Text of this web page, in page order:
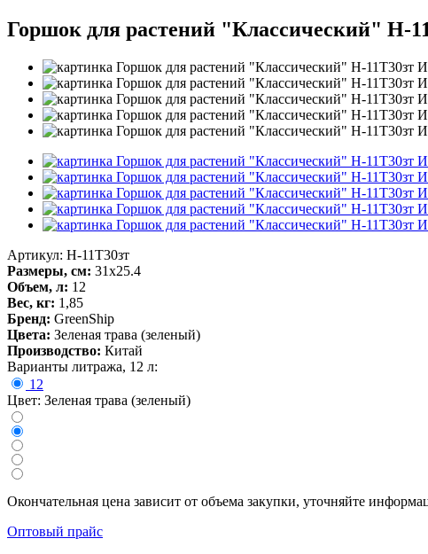
Горшок для растений "Классический" H-
Артикул: H-11T30зт
Размеры, см: 31х25.4
Объем, л: 12
Вес, кг: 1,85
Бренд: GreenShip
Цвета: Зеленая трава (зеленый)
Производство: Китай
Варианты литража, 12 л:
12
Цвет: Зеленая трава (зеленый)
Окончательная цена зависит от объема закупки, уточняйте
Оптовый прайс